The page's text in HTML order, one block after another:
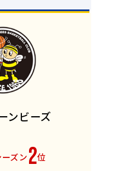
ンビーズ
ズン 2位